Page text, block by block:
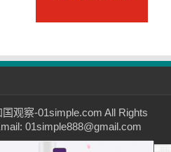
观察-01simple.com All Rights
01simple888@gmail.com